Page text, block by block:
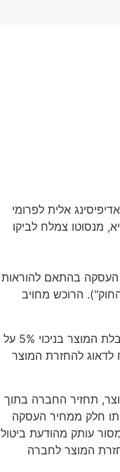
אלית לפרומי
מנסוטו צמלח לביקו
בהתאם להוראות
1981 (להלן: "החוק"). הרוכש מחויב
ניתן להחזיר פריט עד 3 ימי עסקים מיום קבלת המוצר בניכוי 5% על
לדאוג להחזרת המוצר
תחזיר החברה בתוך
חלק ממחיר העסקה
עותק מהודעת ביטול
המוצר לחברה